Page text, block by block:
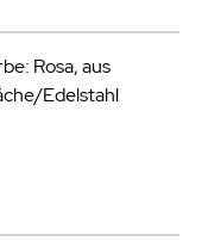
Rosa, aus
Edelstahl